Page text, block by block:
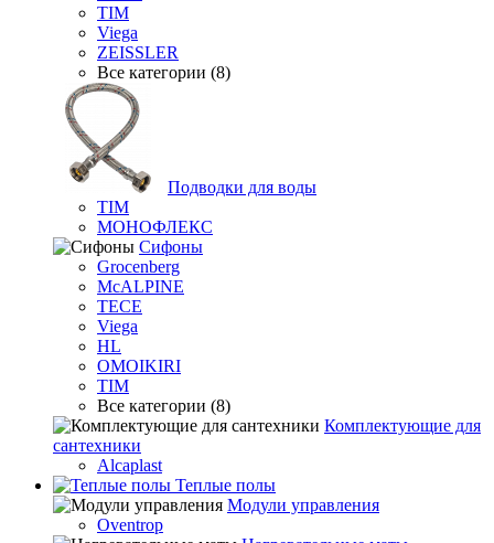
TIM
Viega
ZEISSLER
Все категории (8)
Подводки для воды
TIM
МОНОФЛЕКС
Сифоны
Grocenberg
McALPINE
TECE
Viega
HL
OMOIKIRI
TIM
Все категории (8)
Комплектующие для
сантехники
Alcaplast
Теплые полы
Модули управления
Oventrop